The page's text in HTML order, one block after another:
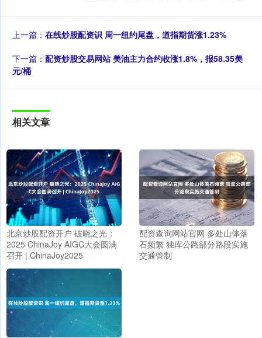
上一篇： 在线炒股配资识 周一纽约尾盘，道指期货涨1.23%
下一篇： 配资炒股交易网站 美油主力合约收涨1.8%，报58.35美
元/桶
相关文章
北京炒股配资开户 破晓之光：
2025 ChinaJoy AIGC大会圆满
召开 | ChinaJoy2025
配资查询网站官网 多处山体落
石频繁 独库公路部分路段实施
交通管制